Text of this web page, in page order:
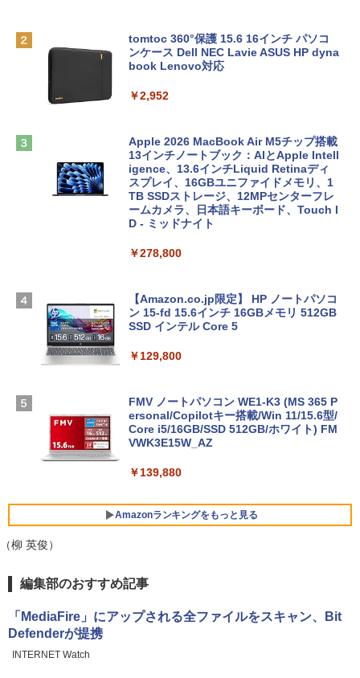
tomtoc 360°保護 15.6 16インチ パソコ
ンケース Dell NEC Lavie ASUS HP dyna
book Lenovo対応
￥2,952
Apple 2026 MacBook Air M5チップ搭載
13インチノートブック：AIとApple Intell
igence、13.6インチLiquid Retinaディ
スプレイ、16GBユニファイドメモリ、1
TB SSDストレージ、12MPセンターフレ
ームカメラ、日本語キーボード、Touch I
D - ミッドナイト
￥278,800
【Amazon.co.jp限定】 HP ノートパソコ
ン 15-fd 15.6インチ 16GBメモリ 512GB
SSD インテル Core 5
￥129,800
FMV ノートパソコン WE1-K3 (MS 365 P
ersonal/Copilotキー搭載/Win 11/15.6型/
Core i5/16GB/SSD 512GB/ホワイト) FM
VWK3E15W_AZ
￥139,880
Amazonランキングをもっと見る
Robloxギフトカード - 800 Robux 【限
インゲームコード】 ロブロックス | オン
ラインコード版
生成AIパスポート公式テキスト 第４版
￥1,766
Amazon Kindle - 目に優しい、かさばら
続バッテリー、6インチディスプレイ電子
書籍リーダー、マッチャ、16GB、広告な
（柳 英俊）
編集部のおすすめ記事
「MediaFire」にアップされる全ファイルをスキャン、Bit
Defenderが提携
INTERNET Watch